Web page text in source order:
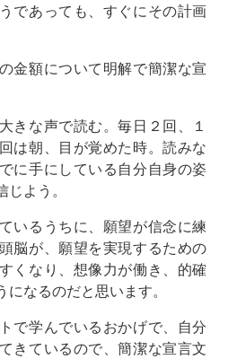
であっても、すぐにその計画
金額について明解で簡潔な宣
きな声で読む。毎日２回、１
は朝、目が覚めた時。読みな
に手にしている自分自身の姿
よう。
いるうちに、願望が信念に練
脳が、願望を実現するための
くなり、想像力が働き、的確
なるのだと思います。
で学んでいるおかげで、自分
きているので、簡潔な宣言文